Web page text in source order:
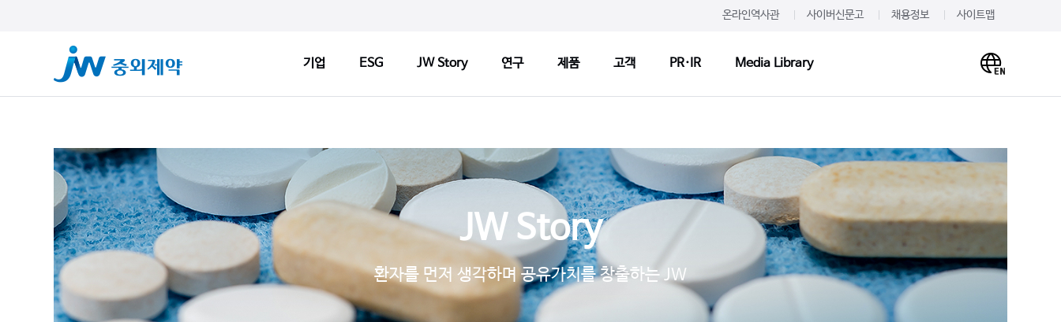
온라인역사관 사이버신문고 채용정보 사이트맵
기업 ESG JW Story 연구 제품 고객 PR·IR Media Library
인사말
회사소개
창업정신
생산시설
지배구조
JW Now
Health&Tech
JW Brand
ESG News
연구정책
파이프라인
연구 네트워크
제품검색
판매약국 찾기
허가변경알림
자주 묻는 질문
CCM 인사말
CCM 소개
고객문의
1:1 문의하기
프레스룸
JW를 주목하다
알려드립니다
재무정보
주가·공시
이미지
JW Story
환자를 먼저 생각하며 공유가치를 창출하는 JW